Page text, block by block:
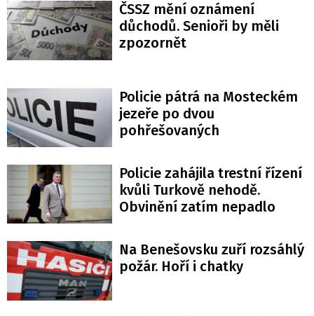
ČSSZ mění oznámení
důchodů. Senioři by měli
zpozornět
Policie pátrá na Mosteckém
jezeře po dvou
pohřešovaných
Policie zahájila trestní řízení
kvůli Turkově nehodě.
Obvinění zatím nepadlo
Na Benešovsku zuří rozsáhlý
požár. Hoří i chatky